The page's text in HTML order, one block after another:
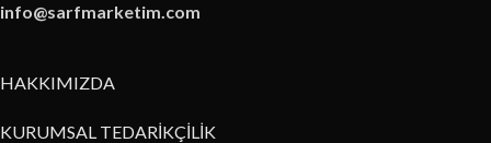
info@sarfmarketim.com
HAKKIMIZDA
KURUMSAL TEDARİKÇİLİK